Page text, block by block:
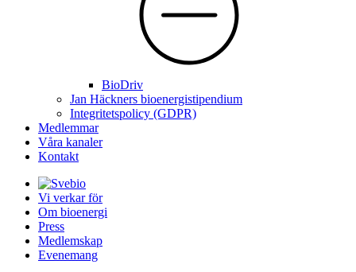
BioDriv
Jan Häckners bioenergistipendium
Integritetspolicy (GDPR)
Medlemmar
Våra kanaler
Kontakt
Vi verkar för
Om bioenergi
Press
Medlemskap
Evenemang